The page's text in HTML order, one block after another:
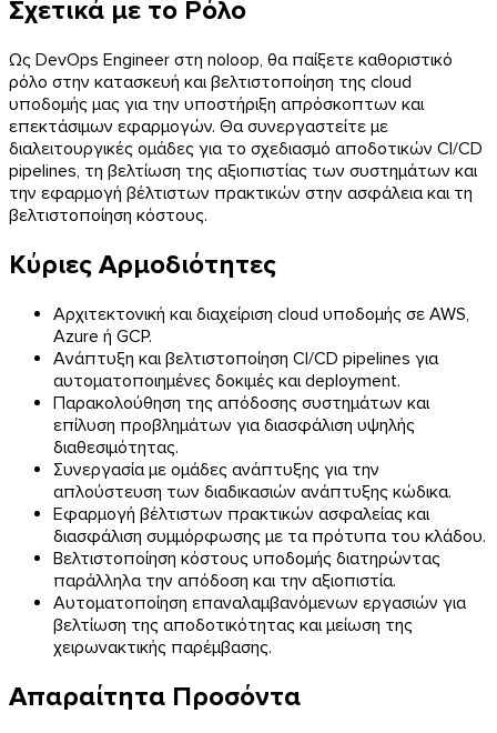
Σχετικά με το Ρόλο
Ως DevOps Engineer στη noloop, θα παίξετε καθοριστικό
ρόλο στην κατασκευή και βελτιστοποίηση της cloud
υποδομής μας για την υποστήριξη απρόσκοπτων και
επεκτάσιμων εφαρμογών. Θα συνεργαστείτε με
διαλειτουργικές ομάδες για το σχεδιασμό αποδοτικών CI/CD
pipelines, τη βελτίωση της αξιοπιστίας των συστημάτων και
την εφαρμογή βέλτιστων πρακτικών στην ασφάλεια και τη
βελτιστοποίηση κόστους.
Κύριες Αρμοδιότητες
Αρχιτεκτονική και διαχείριση cloud υποδομής σε AWS,
Azure ή GCP.
Ανάπτυξη και βελτιστοποίηση CI/CD pipelines για
αυτοματοποιημένες δοκιμές και deployment.
Παρακολούθηση της απόδοσης συστημάτων και
επίλυση προβλημάτων για διασφάλιση υψηλής
διαθεσιμότητας.
Συνεργασία με ομάδες ανάπτυξης για την
απλούστευση των διαδικασιών ανάπτυξης κώδικα.
Εφαρμογή βέλτιστων πρακτικών ασφαλείας και
διασφάλιση συμμόρφωσης με τα πρότυπα του κλάδου.
Βελτιστοποίηση κόστους υποδομής διατηρώντας
παράλληλα την απόδοση και την αξιοπιστία.
Αυτοματοποίηση επαναλαμβανόμενων εργασιών για
βελτίωση της αποδοτικότητας και μείωση της
χειρωνακτικής παρέμβασης.
Απαραίτητα Προσόντα